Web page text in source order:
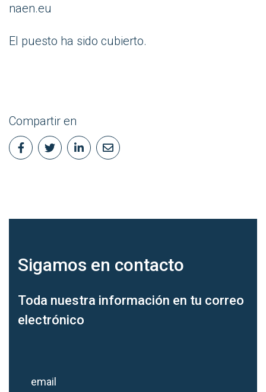
naen.eu
El puesto ha sido cubierto.
Compartir en
Sigamos en contacto
Toda nuestra información en tu correo
electrónico